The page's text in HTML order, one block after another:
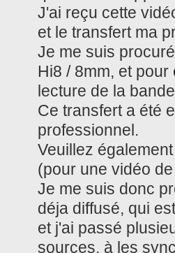
J'ai reçu cette
et le transfert ma
Je me suis
Hi8 / 8mm, et
lecture de la
Ce transfert a été
professionnel.
Veuillez
(pour une vidéo
Je me suis donc
déja diffusé, qui
et j'ai passé
sources, à les